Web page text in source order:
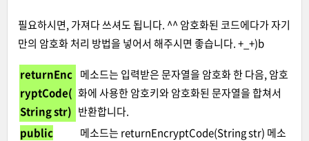
필요하시면, 가져다 쓰셔도 됩니다. ^^ 암호화된 코드에다가 자기
만의 암호화 처리 방법을 넣어서 해주시면 좋습니다. +_+)b
returnEnc
ryptCode(
String str)
메소드는 입력받은 문자열을 암호화 한 다음, 암호
화에 사용한 암호키와 암호화된 문자열을 합쳐서
반환합니다.
public
메소드는 returnEncryptCode(String str) 메소